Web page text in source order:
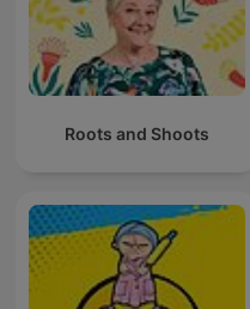
Roots and Shoots